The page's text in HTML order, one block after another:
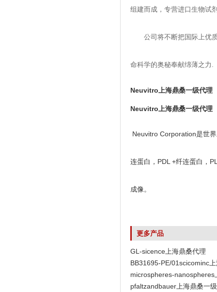
组建而成，专营进口生物试
公司将不断把国际上优
命科学的奥秘奉献绵薄之力.
Neuvitro上海鼎桑一级代理
Neuvitro上海鼎桑一级代理
Neuvitro Corporation是世
连蛋白，PDL +纤连蛋白，
成像。
更多产品
GL-sicence上海鼎桑代理
BB31695-PE/01scicominc
代理
microspheres-nanospheres
代理
pfaltzandbauer上海鼎桑一